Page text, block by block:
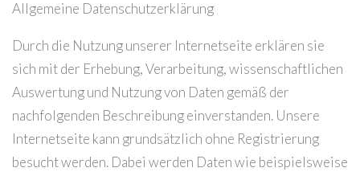
Allgemeine Datenschutzerklärung
Durch die Nutzung unserer Internetseite erklären sie
sich mit der Erhebung, Verarbeitung, wissenschaftlichen
Auswertung und Nutzung von Daten gemäß der
nachfolgenden Beschreibung einverstanden. Unsere
Internetseite kann grundsätzlich ohne Registrierung
besucht werden. Dabei werden Daten wie beispielsweise